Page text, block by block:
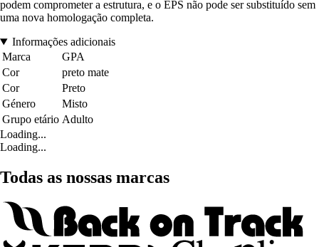
podem comprometer a estrutura, e o EPS não pode ser substituído sem
uma nova homologação completa.
Informações adicionais
Marca
GPA
Cor
preto mate
Cor
Preto
Género
Misto
Grupo etário Adulto
Loading...
Loading...
Todas as nossas marcas